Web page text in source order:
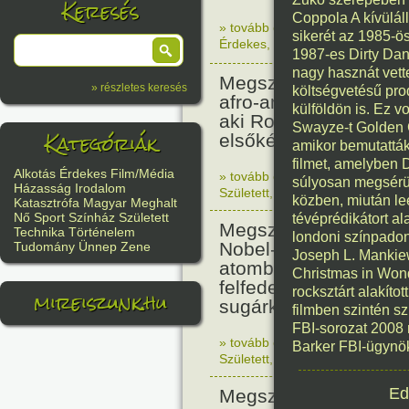
Keresés
» részletes keresés
Kategóriák
Alkotás Érdekes Film/Média
Házasság Irodalom
Katasztrófa Magyar Meghalt
Nő Sport Színház Született
Technika Történelem
Tudomány Ünnep Zene
mireiszunk.hu
» tovább olvasom|Nincs
Érdekes
Magyar
Megszületett
afro-amerikai
aki Robert Peary
elsőként járt az
» tovább olvasom|Nincs
Született
Érdekes
Megszületett Ernest
Nobel-díjas amerikai
atombombán
felfedezte a rák elleni
sugárkezelést.
» tovább olvasom|Nincs
Született
Megszületett Dino
Coppola A
sikerét az 1985-
1987-es Dirty
nagy hasznát
költségvetésű
külföldön is. Ez
Swayze-t Golden
amikor
filmet, amelyben
súlyosan
közben, miután
tévéprédikátort
londoni
Joseph L.
Christmas in
rocksztárt
filmben szintén
FBI-sorozat
Barker FBI-